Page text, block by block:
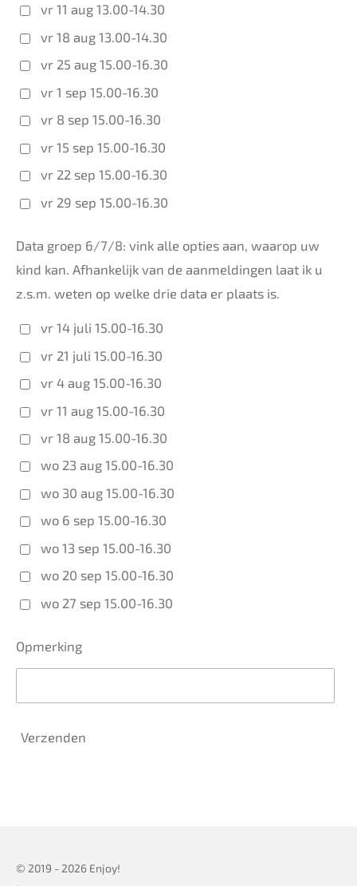
vr 11 aug 13.00-14.30
vr 18 aug 13.00-14.30
vr 25 aug 15.00-16.30
vr 1 sep 15.00-16.30
vr 8 sep 15.00-16.30
vr 15 sep 15.00-16.30
vr 22 sep 15.00-16.30
vr 29 sep 15.00-16.30
Data groep 6/7/8: vink alle opties aan, waarop uw
kind kan. Afhankelijk van de aanmeldingen laat ik u
z.s.m. weten op welke drie data er plaats is.
vr 14 juli 15.00-16.30
vr 21 juli 15.00-16.30
vr 4 aug 15.00-16.30
vr 11 aug 15.00-16.30
vr 18 aug 15.00-16.30
wo 23 aug 15.00-16.30
wo 30 aug 15.00-16.30
wo 6 sep 15.00-16.30
wo 13 sep 15.00-16.30
wo 20 sep 15.00-16.30
wo 27 sep 15.00-16.30
Opmerking
Verzenden
© 2019 - 2026 Enjoy!